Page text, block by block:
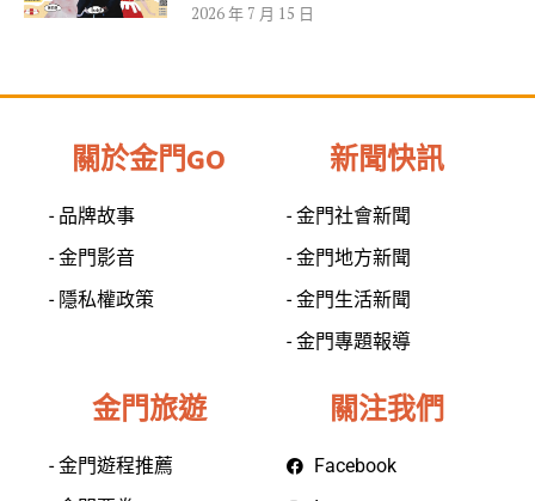
2026 年 7 月 15 日
關於金門GO
- 品牌故事
- 金門影音
- 隱私權政策
新聞快訊
- 金門社會新聞
- 金門地方新聞
- 金門生活新聞
- 金門專題報導
金門旅遊
- 金門遊程推薦
關注我們
Facebook